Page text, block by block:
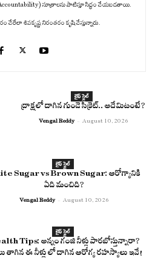
సూత్రాలను పాటిస్తూ సిద్ధం చేయబడతాయి.
శివకృష్ణ నిరంతరం కృషి చేస్తున్నారు.
లైఫ్ స్టైల్
ద్రాక్షలో దాగిన గుండె సీక్రెట్.. అదేమిటంటే?
Vengal Reddy - August 10, 2026
లైఫ్ స్టైల్
Sugar vs Brown Sugar: ఆరోగ్యానికి
ఏది మంచిది?
Vengal Reddy - August 10, 2026
లైఫ్ స్టైల్
Tips: అన్నం గంజి నీళ్లు పారబోస్తున్నారా?
తాగిన ఈ నీళ్లు లో దాగిన ఆరోగ్య రహస్యాలు ఇవే!